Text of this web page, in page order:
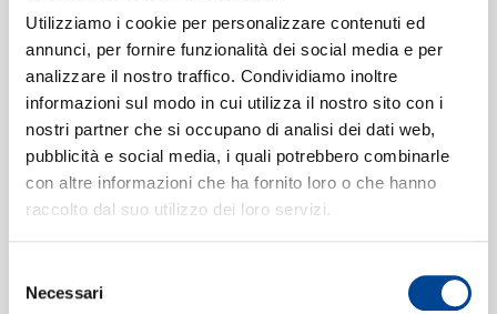
Utilizziamo i cookie per personalizzare contenuti ed
annunci, per fornire funzionalità dei social media e per
analizzare il nostro traffico. Condividiamo inoltre
informazioni sul modo in cui utilizza il nostro sito con i
nostri partner che si occupano di analisi dei dati web,
pubblicità e social media, i quali potrebbero combinarle
con altre informazioni che ha fornito loro o che hanno
raccolto dal suo utilizzo dei loro servizi.
delNecessari
1 Music Inside Me(Dolby Atmos)
02:43
Keanu Silva, HRRTZ, RHODES
Formati disponibili:
Data di pubblicazione:
CHI SIAMO
CONTATTI
NEWSLETTER